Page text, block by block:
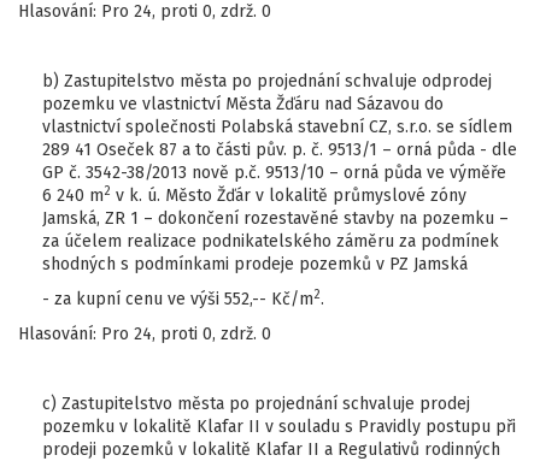
Hlasování: Pro 24, proti 0, zdrž. 0
b) Zastupitelstvo města po projednání schvaluje odprodej
pozemku ve vlastnictví Města Žďáru nad Sázavou do
vlastnictví společnosti Polabská stavební CZ, s.r.o. se sídlem
289 41 Oseček 87 a to části pův. p. č. 9513/1 – orná půda - dle
GP č. 3542-38/2013 nově p.č. 9513/10 – orná půda ve výměře
6 240 m2 v k. ú. Město Žďár v lokalitě průmyslové zóny
Jamská, ZR 1 – dokončení rozestavěné stavby na pozemku –
za účelem realizace podnikatelského záměru za podmínek
shodných s podmínkami prodeje pozemků v PZ Jamská
- za kupní cenu ve výši 552,-- Kč/m2.
Hlasování: Pro 24, proti 0, zdrž. 0
c) Zastupitelstvo města po projednání schvaluje prodej
pozemku v lokalitě Klafar II v souladu s Pravidly postupu při
prodeji pozemků v lokalitě Klafar II a Regulativů rodinných